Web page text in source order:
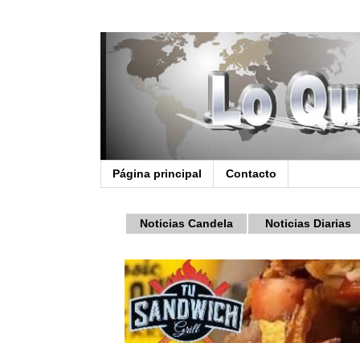
Página principal Contacto
Noticias Candela Noticias Diarias